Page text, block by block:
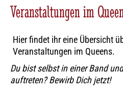
Veranstaltungen im
Hier findet ihr eine Übersicht
Veranstaltungen im Queens.
Du bist selbst in einer Band
auftreten? Bewirb Dich jetzt!